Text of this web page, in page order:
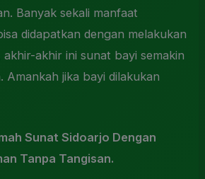
Banyak sekali manfaat
didapatkan dengan melakukan
akhir ini sunat bayi semakin
Amankah jika bayi dilakukan
Sunat Sidoarjo Dengan
Tanpa Tangisan.